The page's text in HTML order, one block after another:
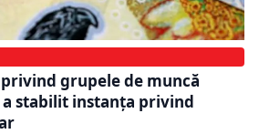
grupele de muncă
a stabilit instanța privind